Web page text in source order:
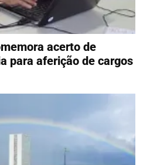
acerto de
para aferição de cargos